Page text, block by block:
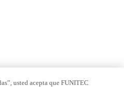
usted acepta que FUNITEC